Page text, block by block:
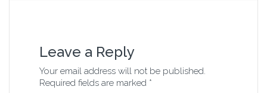
Leave a Reply
Your email address will not be published.
Required fields are marked *